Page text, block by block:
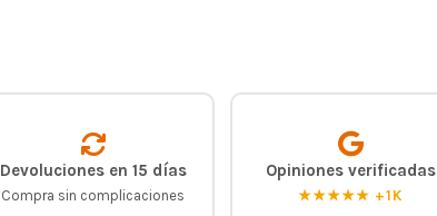
Devoluciones en 15 días
Compra sin complicaciones
Opiniones verificadas
★★★★★ +1K